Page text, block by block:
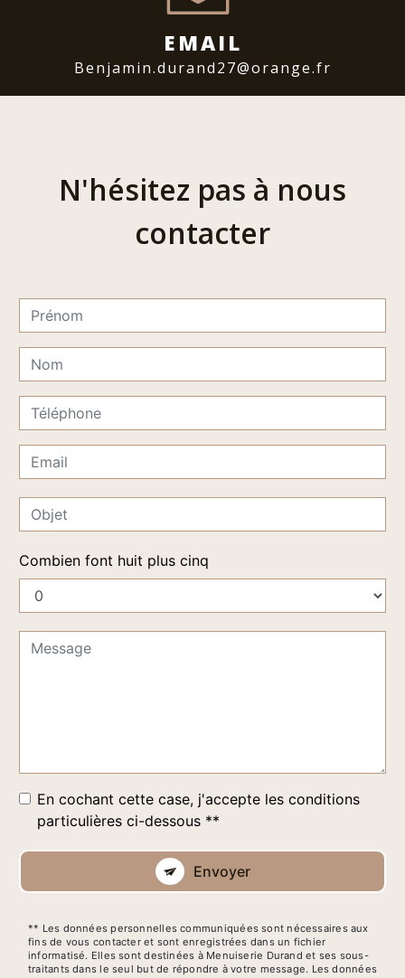
EMAIL
benjamin.durand27@orange.fr
N'hésitez pas à nous
contacter
Combien font huit plus cinq
En cochant cette case, j'accepte les conditions
particulières ci-dessous **
Envoyer
** Les données personnelles communiquées sont nécessaires aux
fins de vous contacter et sont enregistrées dans un fichier
informatisé. Elles sont destinées à Menuiserie Durand et ses sous-
traitants dans le seul but de répondre à votre message. Les données